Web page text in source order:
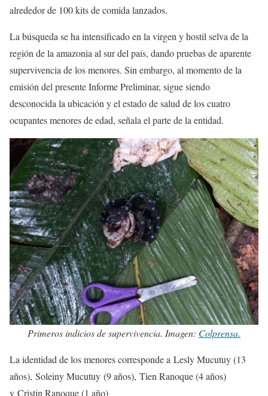
alrededor de 100 kits de comida lanzados.
La búsqueda se ha intensificado en la virgen y hostil selva de la
región de la amazonia al sur del país, dando pruebas de aparente
supervivencia de los menores. Sin embargo, al momento de la
emisión del presente Informe Preliminar, sigue siendo
desconocida la ubicación y el estado de salud de los cuatro
ocupantes menores de edad, señala el parte de la entidad.
Primeros indicios de supervivencia. Imagen: Colprensa.
La identidad de los menores corresponde a Lesly Mucutuy (13
años), Soleiny Mucutuy (9 años), Tien Ranoque (4 años)
y Cristin Ranoque (1 año)